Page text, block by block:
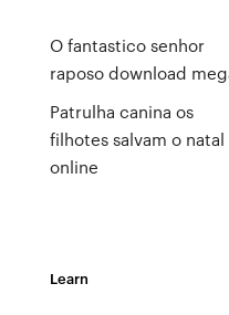
O fantastico senhor
raposo download
Patrulha canina os
filhotes salvam o natal
online
Learn